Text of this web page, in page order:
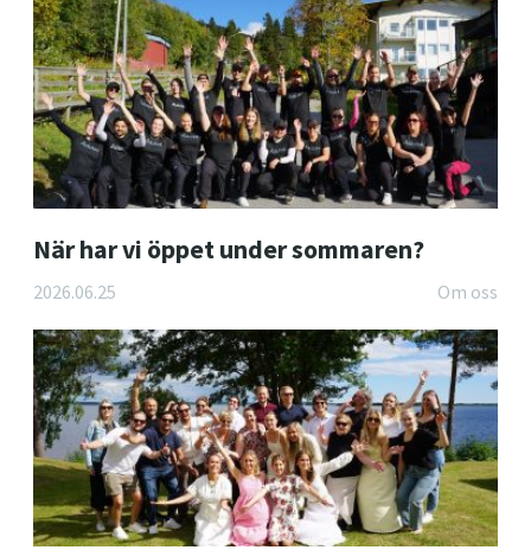
När har vi öppet under sommaren?
2026.06.25 Om oss